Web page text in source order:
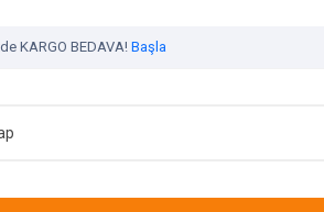
KARGO BEDAVA! Başla